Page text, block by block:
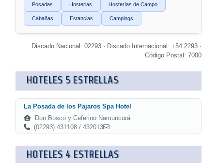
Posadas Hosterias Hosterías de Campo
Cabañas Estancias Campings
Discado Nacional: 02293 · Discado Internacional: +54 2293 ·
Código Postal: 7000
HOTELES 5 ESTRELLAS
La Posada de los Pajaros Spa Hotel
Don Bosco y Ceferino Namuncurá
(02293) 431108 / 432013
HOTELES 4 ESTRELLAS